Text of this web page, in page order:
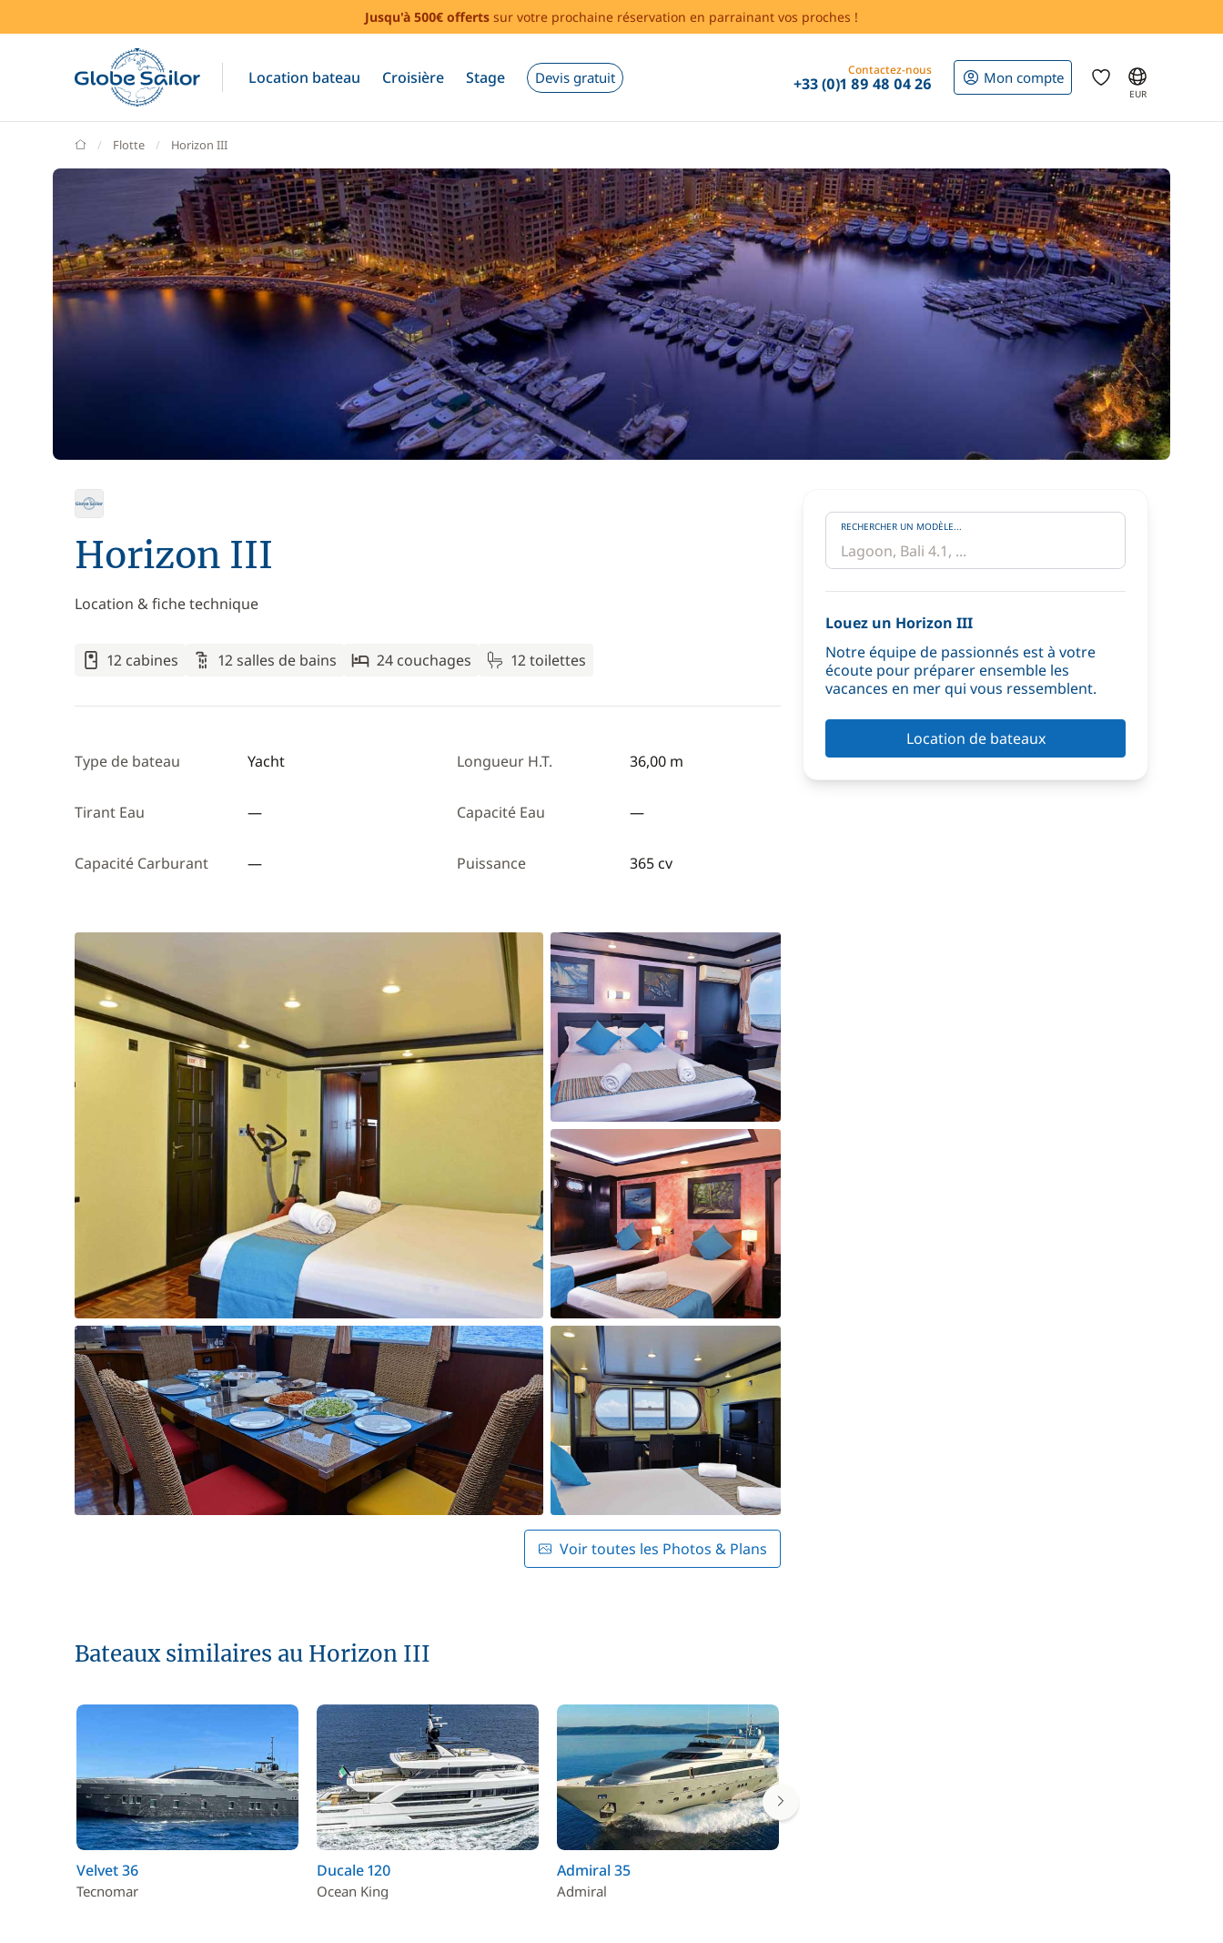
Jusqu'à 500€ offerts sur votre prochaine réservation en parrainant vos proches !
Location bateau Croisière Stage Devis gratuit Contactez-nous
+33 (0)1 89 48 04 26 Mon compte
EUR
GlobeSailor
Flotte Horizon III
Horizon III
Location & fiche technique
12 cabines 12 salles de bains 24 couchages 12 toilettes
Type de bateau Yacht Longueur H.T. 36,00 m
Tirant Eau — Capacité Eau —
Capacité Carburant — Puissance 365 cv
Voir toutes les Photos & Plans
Bateaux similaires au Horizon III
Velvet 36
Tecnomar
Ducale 120
Ocean King
Admiral 35
Admiral
RECHERCHER UN MODÈLE...
Louez un Horizon III
Notre équipe de passionnés est à votre
écoute pour préparer ensemble les
vacances en mer qui vous ressemblent.
Location de bateaux